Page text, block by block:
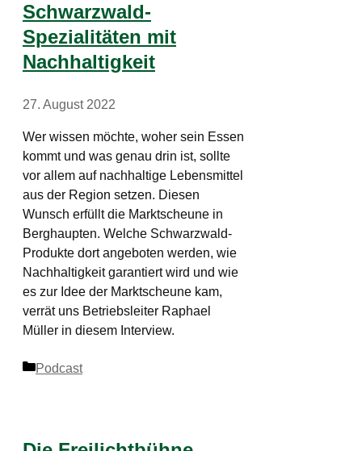
Schwarzwald-
Spezialitäten mit
Nachhaltigkeit
27. August 2022
Wer wissen möchte, woher sein Essen
kommt und was genau drin ist, sollte
vor allem auf nachhaltige Lebensmittel
aus der Region setzen. Diesen
Wunsch erfüllt die Marktscheune in
Berghaupten. Welche Schwarzwald-
Produkte dort angeboten werden, wie
Nachhaltigkeit garantiert wird und wie
es zur Idee der Marktscheune kam,
verrät uns Betriebsleiter Raphael
Müller in diesem Interview.
Kategorien
Podcast